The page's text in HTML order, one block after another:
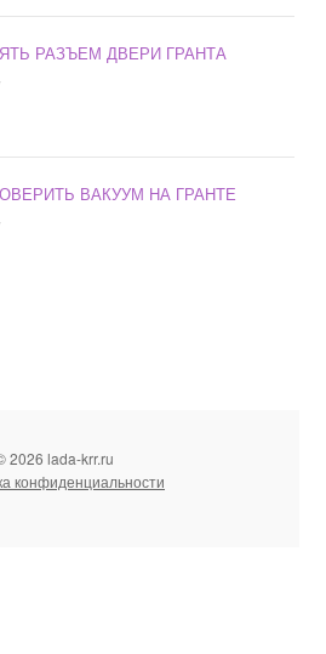
РАЗЪЕМ ДВЕРИ ГРАНТА
ВАКУУМ НА ГРАНТЕ
2026 lada-krr.ru
конфиденциальности